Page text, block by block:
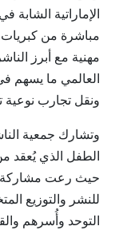
الإماراتية
مباشرة من كبريات
مهنية مع أبرز
العالمي ما يسهم
ونقل تجارب نوعية
وتشارك جمعية
حيث رعت مشاركة
للنشر والتوزيع
التوحد وأُسرهم